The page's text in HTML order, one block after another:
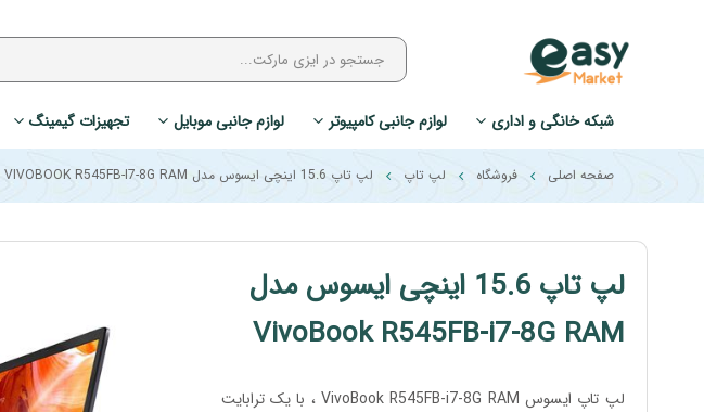
شبکه خانگی و اداری لوازم جانبی کامپیوتر لوازم جانبی موبایل تجهیزات گیمینگ
صفحه اصلی فروشگاه لپ تاپ لپ تاپ 15.6 اینچی ایسوس مدل VIVOBOOK R545FB-I7-8G RAM
لپ تاپ 15.6 اینچی ایسوس مدل
VivoBook R545FB-i7-8G RAM
لپ تاپ ایسوس VivoBook R545FB-i7-8G RAM ، با یک ترابایت